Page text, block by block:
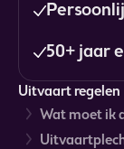
50+ jaar
Uitvaart regelen
Wat moet ik